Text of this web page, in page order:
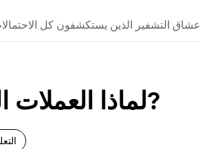
عشاق التشفير الذين يستكشفون كل
لماذا العملات المشفرة لها قيمة?